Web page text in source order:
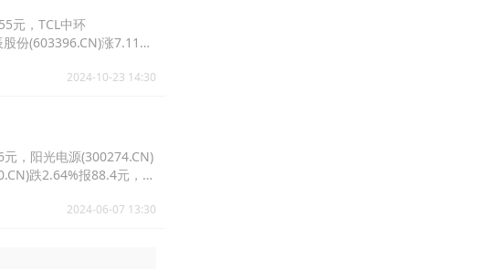
元，TCL中环
份(603396.CN)涨7.11%
2024-10-23 14:30
，阳光电源(300274.CN)
跌2.64%报88.4元，亿
2024-06-07 13:30